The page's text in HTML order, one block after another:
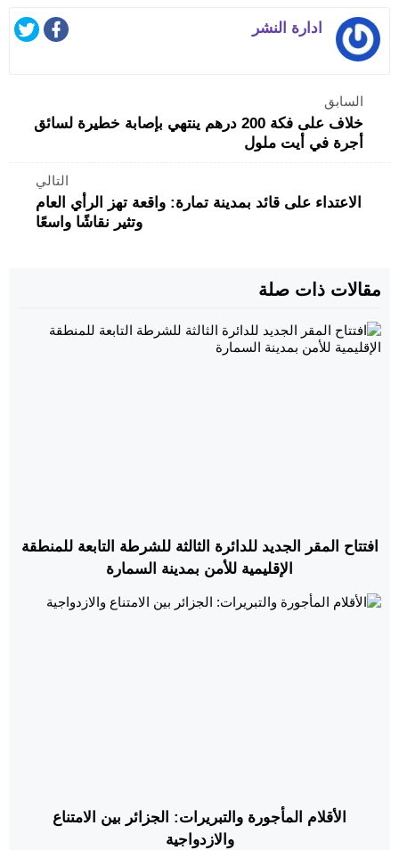
ادارة النشر
السابق
خلاف على فكة 200 درهم ينتهي بإصابة خطيرة لسائق
أجرة في أيت ملول
التالي
الاعتداء على قائد بمدينة تمارة: واقعة تهز الرأي العام
وتثير نقاشًا واسعًا
مقالات ذات صلة
افتتاح المقر الجديد للدائرة الثالثة للشرطة التابعة للمنطقة
الإقليمية للأمن بمدينة السمارة
الأقلام المأجورة والتبريرات: الجزائر بين الامتناع
والازدواجية